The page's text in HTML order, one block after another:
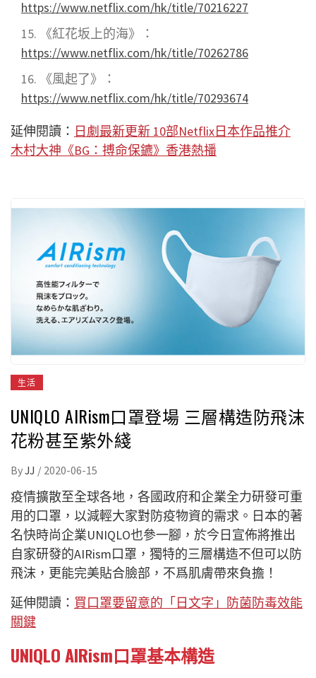
https://www.netflix.com/hk/title/70216227
《紅花坂上的海》：
https://www.netflix.com/hk/title/70262786
《風起了》：
https://www.netflix.com/hk/title/70293674
延伸閱讀： 日劇最新更新 10部Netflix日本作品推介
木村大神《BG：搏命保鑣》香港熱播
生活
UNIQLO AIRism口罩登場 三層構造防飛沫
花粉甚至紫外綫
ByJJ / 2020-06-15
疫情擴散至全球各地，各國政府和企業全力研發可重
用的口罩，以減輕大家對防疫物資的需求。日本的著
名快時尚企業UNIQLO也參一腳，於今日宣佈將推出
自家研發的AIRism口罩，獨特的三層構造不但可以防
飛沫，更能完美貼合臉部，不爲肌膚帶來負擔！
延伸閱讀： 買口罩要留意的「日文字」防菌防毒效能
關鍵
UNIQLO AIRism口罩基本構造